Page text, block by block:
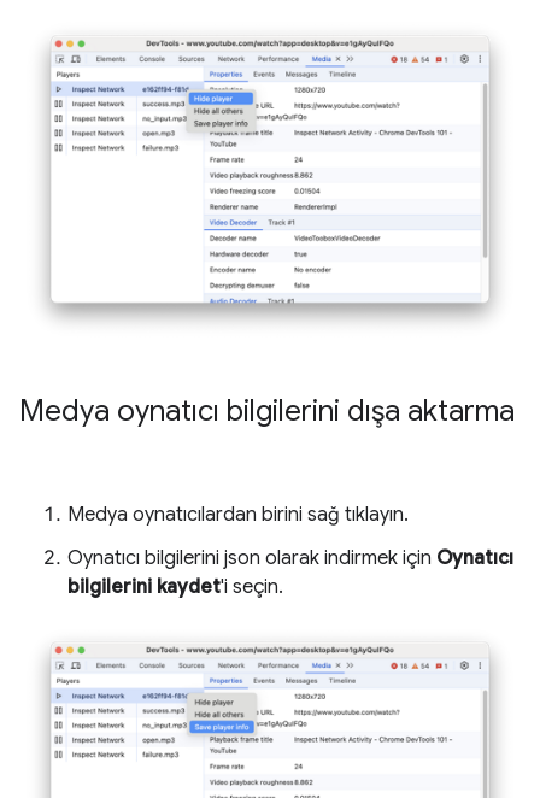
Medya oynatıcı bilgilerini dışa aktarma
Medya oynatıcılardan birini sağ tıklayın.
Oynatıcı bilgilerini json olarak indirmek için Oynatıcı
bilgilerini kaydet'i seçin.